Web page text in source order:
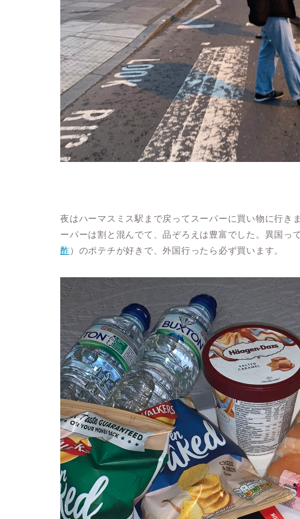
夜はハーマスミス駅まで戻ってスーパーに買い物に行き
ーパーは割と混んでて、品ぞろえは豊富でした。異国っ
酢）のポテチが好きで、外国行ったら必ず買います。